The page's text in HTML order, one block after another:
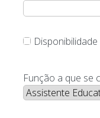
Função a que se